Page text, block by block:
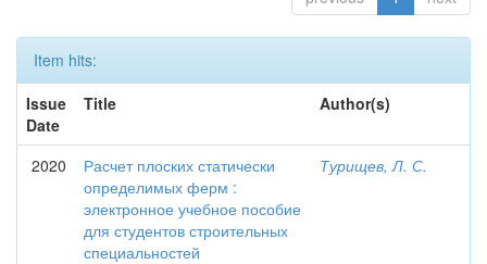
Item hits:
Issue
Date
Title Author(s)
2020
Расчет плоских статически
определимых ферм :
электронное учебное пособие
для студентов строительных
специальностей
Турищев, Л. С.